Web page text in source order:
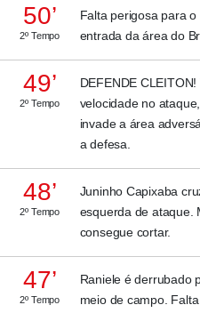
50’
2º Tempo
Falta perigosa para
entrada da área do
49’
2º Tempo
DEFENDE
velocidade no
invade a área
a defesa.
48’
2º Tempo
Juninho Capixaba
esquerda de ataque.
consegue cortar.
47’
2º Tempo
Raniele é derrubado
meio de campo. Falta